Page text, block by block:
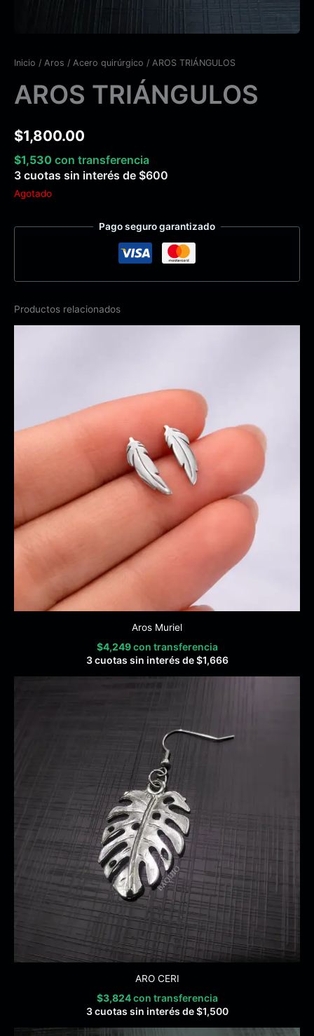
Inicio / Aros / Acero quirúrgico / AROS TRIÁNGULOS
AROS TRIÁNGULOS
$1,800.00
$1,530 con transferencia
3 cuotas sin interés de $600
Agotado
Pago seguro garantizado
Productos relacionados
Aros Muriel
$4,249 con transferencia
3 cuotas sin interés de$1,666
ARO CERI
$3,824 con transferencia
3 cuotas sin interés de$1,500